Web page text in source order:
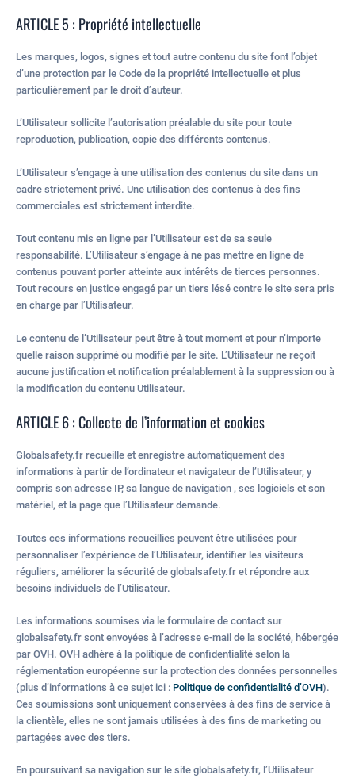
ARTICLE 5 : Propriété intellectuelle
Les marques, logos, signes et tout autre contenu du site font l’objet
d’une protection par le Code de la propriété intellectuelle et plus
particulièrement par le droit d’auteur.
L’Utilisateur sollicite l’autorisation préalable du site pour toute
reproduction, publication, copie des différents contenus.
L’Utilisateur s’engage à une utilisation des contenus du site dans un
cadre strictement privé. Une utilisation des contenus à des fins
commerciales est strictement interdite.
Tout contenu mis en ligne par l’Utilisateur est de sa seule
responsabilité. L’Utilisateur s’engage à ne pas mettre en ligne de
contenus pouvant porter atteinte aux intérêts de tierces personnes.
Tout recours en justice engagé par un tiers lésé contre le site sera pris
en charge par l’Utilisateur.
Le contenu de l’Utilisateur peut être à tout moment et pour n’importe
quelle raison supprimé ou modifié par le site. L’Utilisateur ne reçoit
aucune justification et notification préalablement à la suppression ou à
la modification du contenu Utilisateur.
ARTICLE 6 : Collecte de l’information et cookies
Globalsafety.fr recueille et enregistre automatiquement des
informations à partir de l’ordinateur et navigateur de l’Utilisateur, y
compris son adresse IP, sa langue de navigation , ses logiciels et son
matériel, et la page que l’Utilisateur demande.
Toutes ces informations recueillies peuvent être utilisées pour
personnaliser l’expérience de l’Utilisateur, identifier les visiteurs
réguliers, améliorer la sécurité de globalsafety.fr et répondre aux
besoins individuels de l’Utilisateur.
Les informations soumises via le formulaire de contact sur
globalsafety.fr sont envoyées à l’adresse e-mail de la société, hébergée
par OVH. OVH adhère à la politique de confidentialité selon la
réglementation européenne sur la protection des données personnelles
(plus d’informations à ce sujet ici : Politique de confidentialité d’OVH).
Ces soumissions sont uniquement conservées à des fins de service à
la clientèle, elles ne sont jamais utilisées à des fins de marketing ou
partagées avec des tiers.
En poursuivant sa navigation sur le site globalsafety.fr, l’Utilisateur